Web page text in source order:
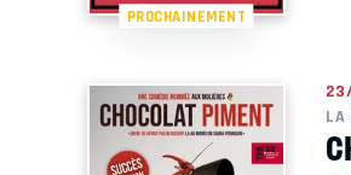
PROCHAINEMENT
LA